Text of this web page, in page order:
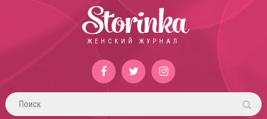
Storinka
ЖЕНСКИЙ ЖУРНАЛ